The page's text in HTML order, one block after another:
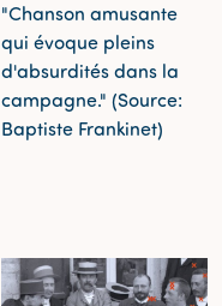
"Chanson amusante
qui évoque pleins
d'absurdités dans la
campagne." (Source:
Baptiste Frankinet)